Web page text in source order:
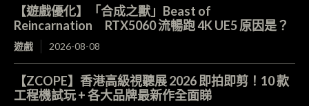
【遊戲優化】「合成之獸」Beast of
Reincarnation RTX5060 流暢跑 4K UE5 原因是？
遊戲 2026-08-08
【ZCOPE】香港高級視聽展 2026 即拍即剪！10 款
工程機試玩 + 各大品牌最新作全面睇